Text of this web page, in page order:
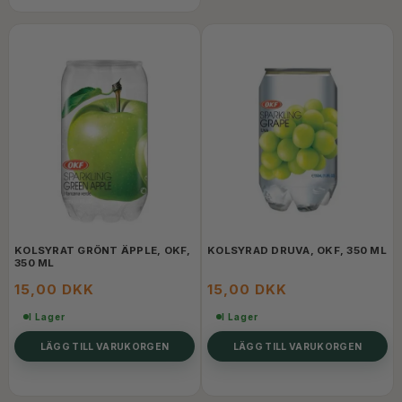
KOLSYRAT GRÖNT ÄPPLE, OKF,
350 ML
15,00 DKK
I Lager
LÄGG TILL VARUKORGEN
KOLSYRAD DRUVA, OKF, 350 ML
15,00 DKK
I Lager
LÄGG TILL VARUKORGEN